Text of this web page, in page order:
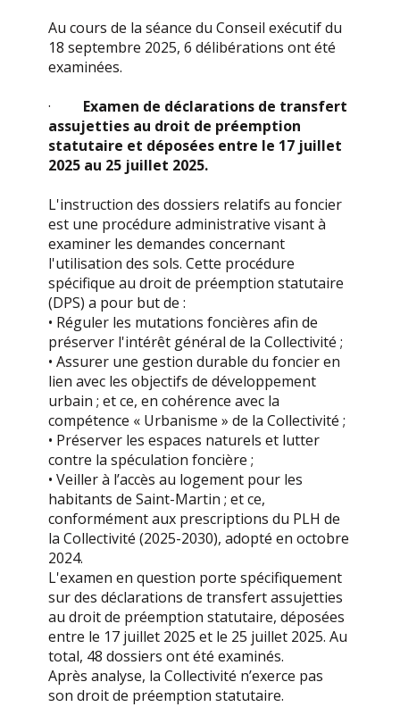
Au cours de la séance du Conseil exécutif du
18 septembre 2025, 6 délibérations ont été
examinées.
· Examen de déclarations de transfert
assujetties au droit de préemption
statutaire et déposées entre le 17 juillet
2025 au 25 juillet 2025.
L'instruction des dossiers relatifs au foncier
est une procédure administrative visant à
examiner les demandes concernant
l'utilisation des sols. Cette procédure
spécifique au droit de préemption statutaire
(DPS) a pour but de :
• Réguler les mutations foncières afin de
préserver l'intérêt général de la Collectivité ;
• Assurer une gestion durable du foncier en
lien avec les objectifs de développement
urbain ; et ce, en cohérence avec la
compétence « Urbanisme » de la Collectivité ;
• Préserver les espaces naturels et lutter
contre la spéculation foncière ;
• Veiller à l’accès au logement pour les
habitants de Saint-Martin ; et ce,
conformément aux prescriptions du PLH de
la Collectivité (2025-2030), adopté en octobre
2024.
L'examen en question porte spécifiquement
sur des déclarations de transfert assujetties
au droit de préemption statutaire, déposées
entre le 17 juillet 2025 et le 25 juillet 2025. Au
total, 48 dossiers ont été examinés.
Après analyse, la Collectivité n’exerce pas
son droit de préemption statutaire.